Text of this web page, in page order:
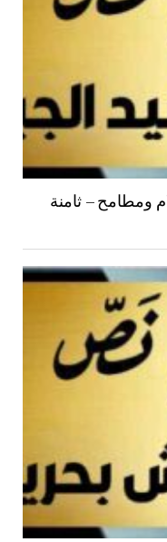
ومطامح – ثامنة